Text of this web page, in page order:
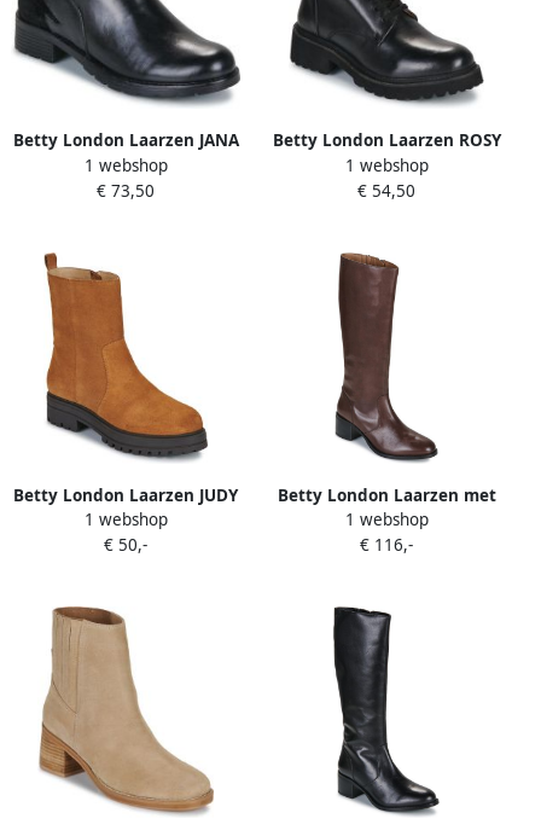
Betty London Laarzen JANA
1 webshop
€ 73,50
Betty London Laarzen ROSY
1 webshop
€ 54,50
Betty London Laarzen JUDY
1 webshop
€ 50,-
Betty London Laarzen met
hakken Gessie
1 webshop
€ 116,-